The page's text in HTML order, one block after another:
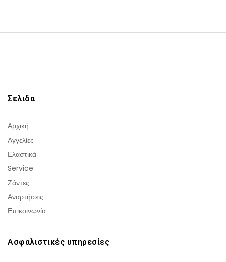
Σελιδα
Αρχική
Αγγελίες
Ελαστικά
Service
Ζάντες
Αναρτήσεις
Επικοινωνία
Ασφαλιστικές υπηρεσίες